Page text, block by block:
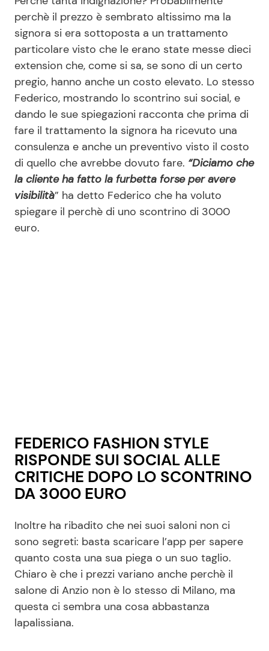
Redazione
Contattaci
Pubblicità
Privacy Policy
perchè il prezzo è sembrato altissimo ma la
signora si era sottoposta a un trattamento
particolare visto che le erano state messe dieci
extension che, come si sa, se sono di un certo
pregio, hanno anche un costo elevato. Lo stesso
Federico, mostrando lo scontrino sui social, e
dando le sue spiegazioni racconta che prima di
fare il trattamento la signora ha ricevuto una
consulenza e anche un preventivo visto il costo
di quello che avrebbe dovuto fare. “Diciamo che
la cliente ha fatto la furbetta forse per avere
visibilità” ha detto Federico che ha voluto
spiegare il perchè di uno scontrino di 3000
euro.
FEDERICO FASHION STYLE
RISPONDE SUI SOCIAL ALLE
CRITICHE DOPO LO SCONTRINO
DA 3000 EURO
Inoltre ha ribadito che nei suoi saloni non ci
sono segreti: basta scaricare l’app per sapere
quanto costa una sua piega o un suo taglio.
Chiaro è che i prezzi variano anche perchè il
salone di Anzio non è lo stesso di Milano, ma
questa ci sembra una cosa abbastanza
lapalissiana.